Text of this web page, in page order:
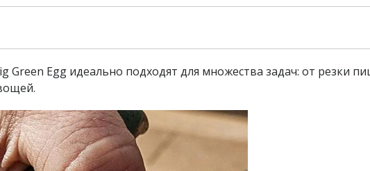
Egg идеально подходят для множества задач: от резки